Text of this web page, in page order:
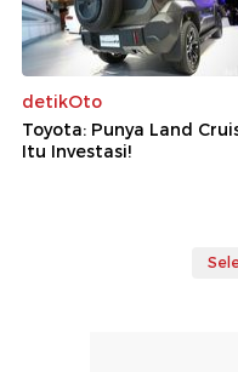
detikOto
Toyota: Punya Land
Itu Investasi!